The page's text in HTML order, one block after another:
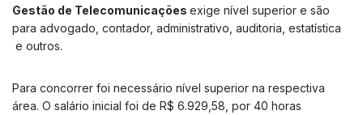
Gestão de Telecomunicações exige nível superior e são
para advogado, contador, administrativo, auditoria, estatística
e outros.
Para concorrer foi necessário nível superior na respectiva
área. O salário inicial foi de R$ 6.929,58, por 40 horas